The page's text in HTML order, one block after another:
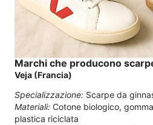
Marchi che producono
Veja (Francia)
Specializzazione: Scarpe da
Materiali: Cotone biologico,
plastica riciclata